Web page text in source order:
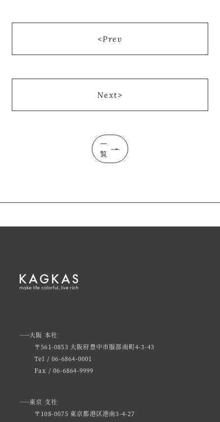
Prev
一
覧
Next
大阪 本社
〒561-0853 大阪府豊中市服部南町4-3-43
Tel / 06-6864-0001
Fax / 06-6864-9999
東京 支社
〒108-0075 東京都港区港南3-4-27